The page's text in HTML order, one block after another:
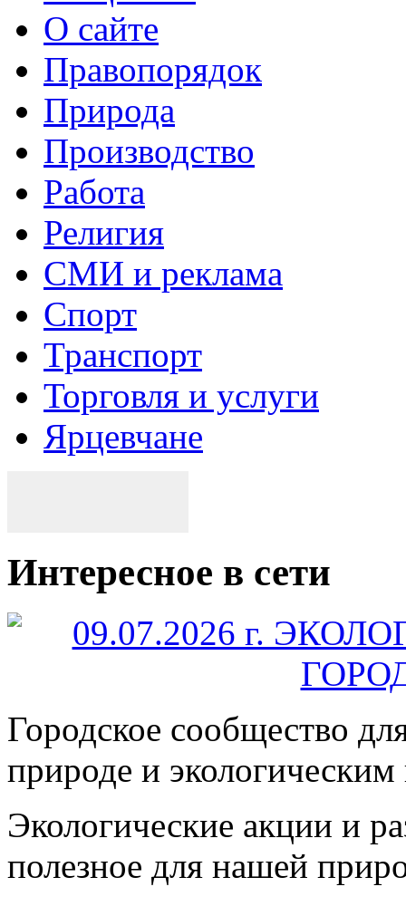
О сайте
Правопорядок
Природа
Производство
Работа
Религия
СМИ и реклама
Спорт
Транспорт
Торговля и услуги
Ярцевчане
Интересное в сети
Городское сообщество
природе и
Экологические акции и
полезное для нашей